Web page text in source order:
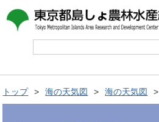
トップ 海の天気図 海の天気図